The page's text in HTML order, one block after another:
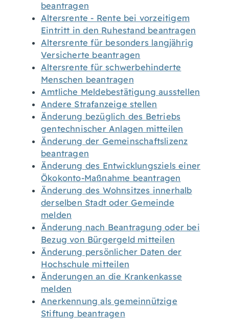
beantragen
Altersrente - Rente bei vorzeitigem
Eintritt in den Ruhestand beantragen
Altersrente für besonders langjährig
Versicherte beantragen
Altersrente für schwerbehinderte
Menschen beantragen
Amtliche Meldebestätigung ausstellen
Andere Strafanzeige stellen
Änderung bezüglich des Betriebs
gentechnischer Anlagen mitteilen
Änderung der Gemeinschaftslizenz
beantragen
Änderung des Entwicklungsziels einer
Ökokonto-Maßnahme beantragen
Änderung des Wohnsitzes innerhalb
derselben Stadt oder Gemeinde
melden
Änderung nach Beantragung oder bei
Bezug von Bürgergeld mitteilen
Änderung persönlicher Daten der
Hochschule mitteilen
Änderungen an die Krankenkasse
melden
Anerkennung als gemeinnützige
Stiftung beantragen